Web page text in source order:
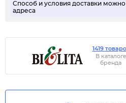
Способ и условия доставки можно
адреса
1419
В каталоге
бренда